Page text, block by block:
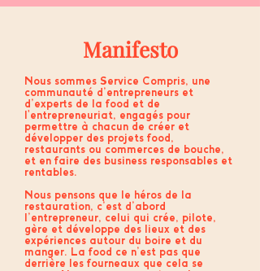
Manifesto
Nous sommes Service Compris, une
communauté d’entrepreneurs et
d’experts de la food et de
l'entrepreneuriat, engagés pour
permettre à chacun de créer et
développer des projets food,
restaurants ou commerces de bouche,
et en faire des business responsables et
rentables.
Nous pensons que le héros de la
restauration, c’est d’abord
l’entrepreneur, celui qui crée, pilote,
gère et développe des lieux et des
expériences autour du boire et du
manger. La food ce n’est pas que
derrière les fourneaux que cela se